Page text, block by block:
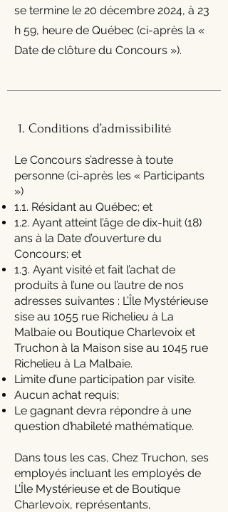
se termine le 20 décembre 2024, à 23
h 59, heure de Québec (ci-après la «
Date de clôture du Concours »).
1. Conditions d’admissibilité
Le Concours s’adresse à toute
personne (ci-après les « Participants
»)
1.1. Résidant au Québec; et
1.2. Ayant atteint l’âge de dix-huit (18)
ans à la Date d’ouverture du
Concours; et
1.3. Ayant visité et fait l’achat de
produits à l’une ou l’autre de nos
adresses suivantes : L’Île Mystérieuse
sise au 1055 rue Richelieu à La
Malbaie ou Boutique Charlevoix et
Truchon à la Maison sise au 1045 rue
Richelieu à La Malbaie.
Limite d’une participation par visite.
Aucun achat requis;
Le gagnant devra répondre à une
question d’habileté mathématique.
Dans tous les cas, Chez Truchon, ses
employés incluant les employés de
L’Île Mystérieuse et de Boutique
Charlevoix, représentants,